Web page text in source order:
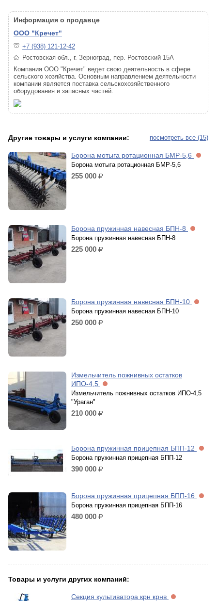
Информация о продавце
ООО "Кречет"
+7 (938) 121-12-42
Ростовская обл., г. Зерноград, пер. Ростовский 15А
Компания ООО "Кречет" ведет свою деятельность в сфере
сельского хозяйства. Основным направлением деятельности
компании является поставка сельскохозяйственного
оборудования и запасных частей.
посмотреть все (15)
Другие товары и услуги компании:
Борона мотыга ротационная БМР-5,6
Борона мотыга ротационная БМР-5,6
255 000 р.
Борона пружинная навесная БПН-8
Борона пружинная навесная БПН-8
225 000 р.
Борона пружинная навесная БПН-10
Борона пружинная навесная БПН-10
250 000 р.
Измельчитель пожнивных остатков
ИПО-4,5
Измельчитель пожнивных остатков ИПО-4,5
"Ураган"
210 000 р.
Борона пружинная прицепная БПП-12
Борона пружинная прицепная БПП-12
390 000 р.
Борона пружинная прицепная БПП-16
Борона пружинная прицепная БПП-16
480 000 р.
Товары и услуги других компаний:
Секция культиватора крн крнв